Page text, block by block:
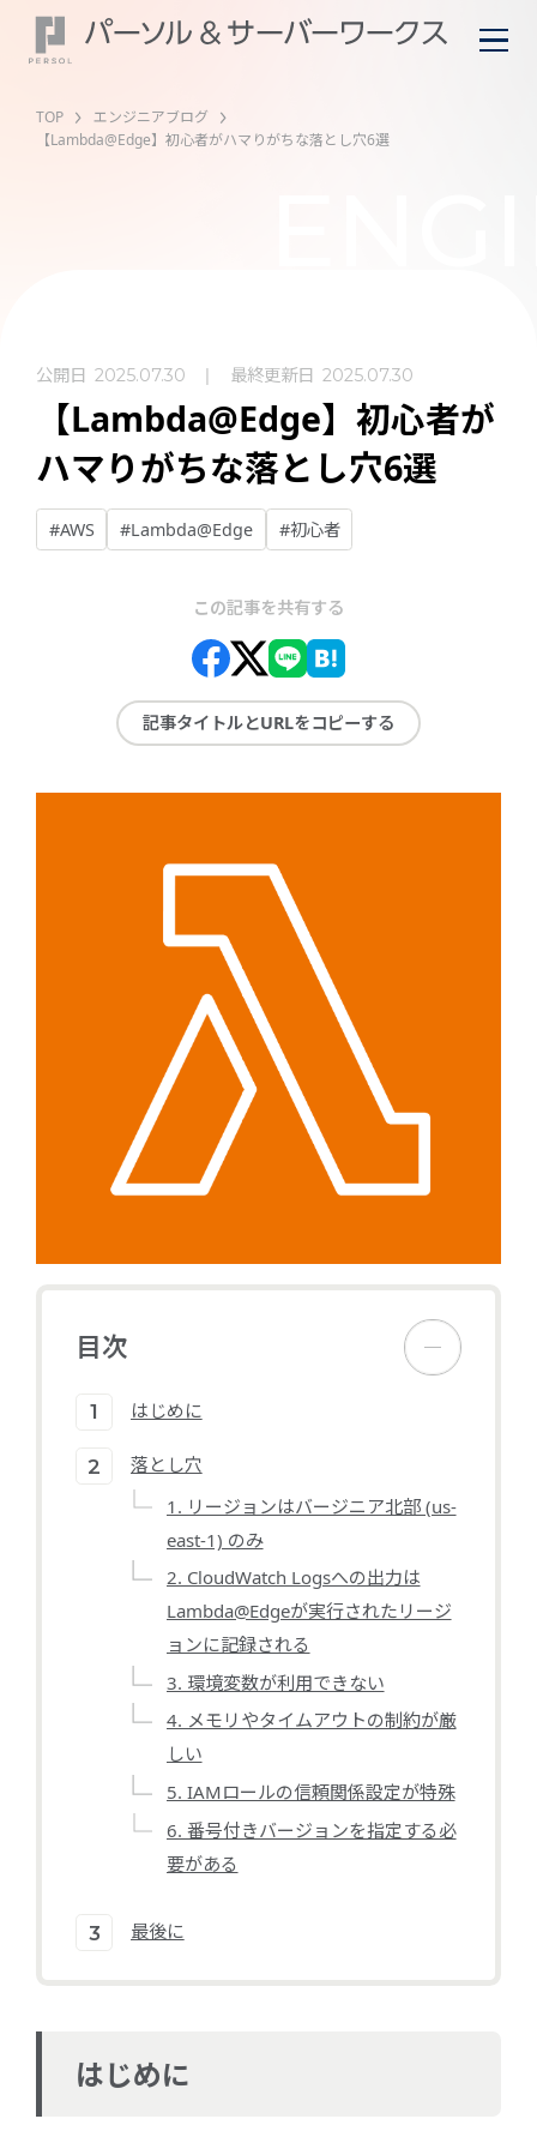
TOP
エンジニアブログ
【Lambda@Edge】初心者がハマりがちな落とし穴6選
公開日 2025.07.30 最終更新日 2025.07.30
【Lambda@Edge】初心者が
ハマりがちな落とし穴6選
#AWS #Lambda@Edge #初心者
この記事を共有する
記事タイトルとURLをコピーする
目次
はじめに
落とし穴
1. リージョンはバージニア北部 (us-
east-1) のみ
2. CloudWatch Logsへの出力は
Lambda@Edgeが実行されたリージ
ョンに記録される
3. 環境変数が利用できない
4. メモリやタイムアウトの制約が厳
しい
5. IAMロールの信頼関係設定が特殊
6. 番号付きバージョンを指定する必
要がある
最後に
はじめに